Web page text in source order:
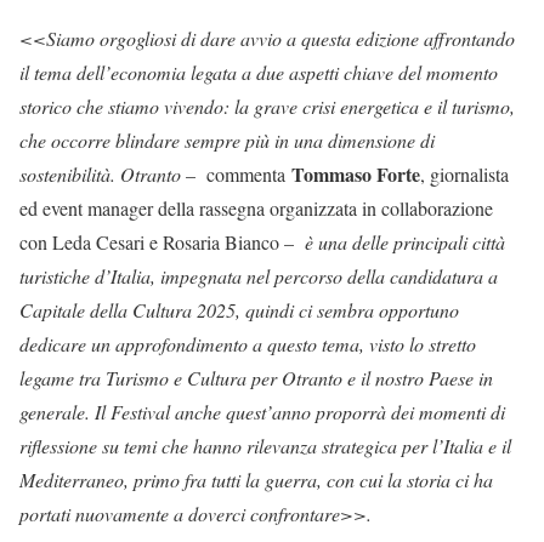
<<Siamo orgogliosi di dare avvio a questa edizione affrontando
il tema dell’economia legata a due aspetti chiave del momento
storico che stiamo vivendo: la grave crisi energetica e il turismo,
che occorre blindare sempre più in una dimensione di
sostenibilità. Otranto– commenta Tommaso Forte, giornalista
ed event manager della rassegna organizzata in collaborazione
con Leda Cesari e Rosaria Bianco – è una delle principali città
turistiche d’Italia, impegnata nel percorso della candidatura a
Capitale della Cultura 2025, quindi ci sembra opportuno
dedicare un approfondimento a questo tema, visto lo stretto
legame tra Turismo e Cultura per Otranto e il nostro Paese in
generale. Il Festival anche quest’anno proporrà dei momenti di
riflessione su temi che hanno rilevanza strategica per l’Italia e il
Mediterraneo, primo fra tutti la guerra, con cui la storia ci ha
portati nuovamente a doverci confrontare>>.